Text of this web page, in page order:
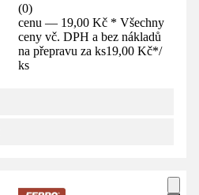
(0)
cenu — 19,00 Kč * Všechny
ceny vč. DPH a bez nákladů
na přepravu za ks19,00 Kč*/
ks